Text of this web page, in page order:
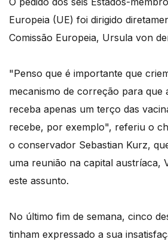
Europeia (UE) foi dirigido
Comissão Europeia, Ursula von
"Penso que é importante que
mecanismo de correção para que
receba apenas um terço das
recebe, por exemplo", referiu o
o conservador Sebastian Kurz,
uma reunião na capital austríaca,
este assunto.
No último fim de semana, cinco
tinham expressado a sua